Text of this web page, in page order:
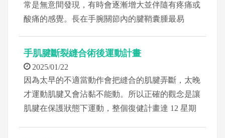
常是無意間發現，有時會逐漸增大並伴隨有疼痛或
酸痛的感覺。長在手腕關節內的腱鞘囊腫最易
手肌腱斷裂縫合術後運動計畫
2025/01/22
因為太早的不適當動作會把縫合的肌腱弄斷，太晚
才運動肌腱又會沾黏不能動。所以正確的觀念是讓
肌腱在保護狀態下運動，整個復健計畫達 12 星期